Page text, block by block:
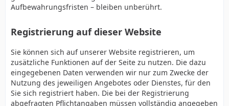
Aufbewahrungsfristen – bleiben unberührt.
Registrierung auf dieser Website
Sie können sich auf unserer Website registrieren, um
zusätzliche Funktionen auf der Seite zu nutzen. Die dazu
eingegebenen Daten verwenden wir nur zum Zwecke der
Nutzung des jeweiligen Angebotes oder Dienstes, für den
Sie sich registriert haben. Die bei der Registrierung
abgefragten Pflichtangaben müssen vollständig angegeben